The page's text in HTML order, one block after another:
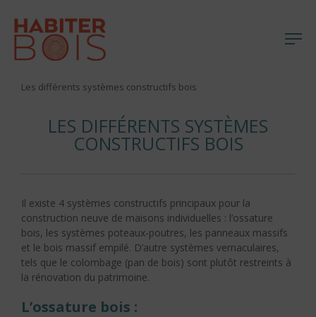
AllerLes différents systèmes constructifs bois
LES DIFFÉRENTS SYSTÈMES
CONSTRUCTIFS BOIS
Il existe 4 systèmes constructifs principaux pour la
construction neuve de maisons individuelles : l’ossature
bois, les systèmes poteaux-poutres, les panneaux massifs
et le bois massif empilé. D’autre systèmes vernaculaires,
tels que le colombage (pan de bois) sont plutôt restreints à
la rénovation du patrimoine.
L’ossature bois :